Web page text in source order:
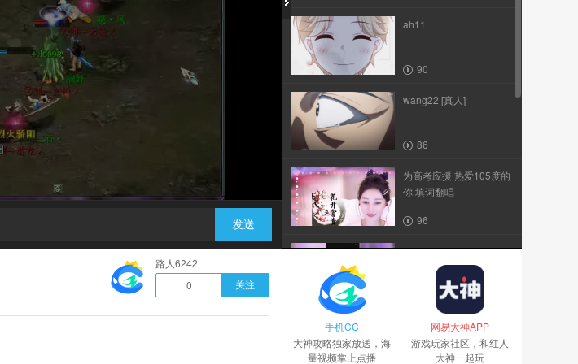
发送
ah11
90
wang22 [真人]
86
为高考应援 热爱105度的
你 填词翻唱
96
20210525
去疾很实用，能不能破吉
人呢
路人6242
0
关注
手机CC
大神攻略独家放送，海
量视频掌上点播
网易大神APP
游戏玩家社区，和红人
大神一起玩